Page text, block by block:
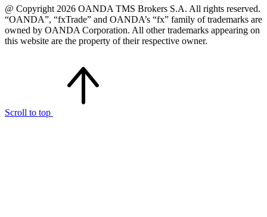
@ Copyright 2026 OANDA TMS Brokers S.A. All rights reserved.
“OANDA”, “fxTrade” and OANDA’s “fx” family of trademarks are
owned by OANDA Corporation. All other trademarks appearing on
this website are the property of their respective owner.
Scroll to top